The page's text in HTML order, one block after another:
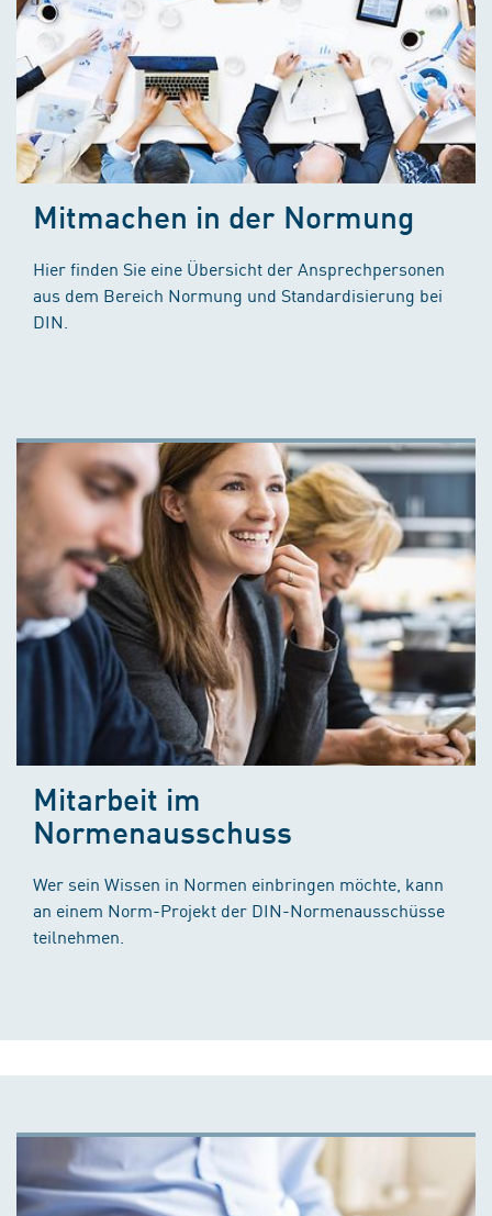
Mitmachen in der Normung
Hier finden Sie eine Übersicht der Ansprechpersonen
aus dem Bereich Normung und Standardisierung bei
DIN.
Mitarbeit im
Normenausschuss
Wer sein Wissen in Normen einbringen möchte, kann
an einem Norm-Projekt der DIN-Normenausschüsse
teilnehmen.